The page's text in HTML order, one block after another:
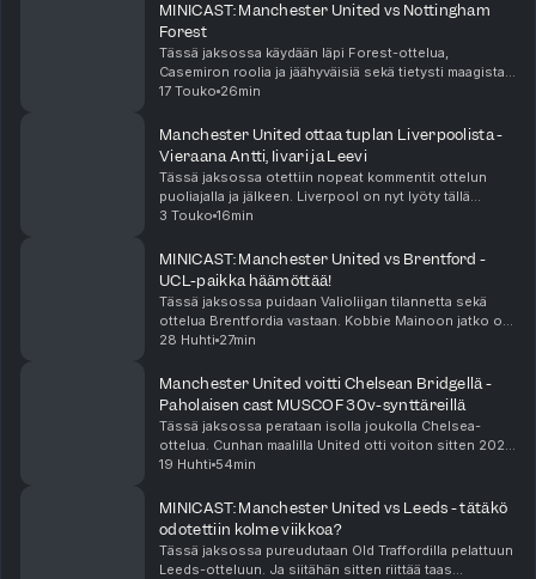
MINICAST: Manchester United vs Nottingham
Forest
Tässä jaksossa käydään läpi Forest-ottelua,
Casemiron roolia ja jäähyväisiä sekä tietysti maagista
kapteeniamme, Bruno Fernandesia.
17 Touko 26min
Manchester United ottaa tuplan Liverpoolista -
Vieraana Antti, Iivari ja Leevi
Tässä jaksossa otettiin nopeat kommentit ottelun
puoliajalla ja jälkeen. Liverpool on nyt lyöty tällä
kaudella kahdesti Valioliigassa ja voitolla varmistettu
3 Touko 16min
MINICAST: Manchester United vs Brentford -
UCL-paikka häämöttää!
Tässä jaksossa puidaan Valioliigan tilannetta sekä
ottelua Brentfordia vastaan. Kobbie Mainoon jatko on
nimiä vaille valmis, mutta pitäisikö Casemiron jatkaa?
28 Huhti 27min
Manchester United voitti Chelsean Bridgellä -
Paholaisen cast MUSCOF 30v-synttäreillä
Tässä jaksossa perataan isolla joukolla Chelsea-
ottelua. Cunhan maalilla United otti voiton sitten 2020
ja pääsi taas 10 pisteen kaulaan Chelseaan nähden.
19 Huhti 54min
MINICAST: Manchester United vs Leeds - tätäkö
odotettiin kolme viikkoa?
Tässä jaksossa pureudutaan Old Traffordilla pelattuun
Leeds-otteluun. Ja siitähän sitten riittää taas